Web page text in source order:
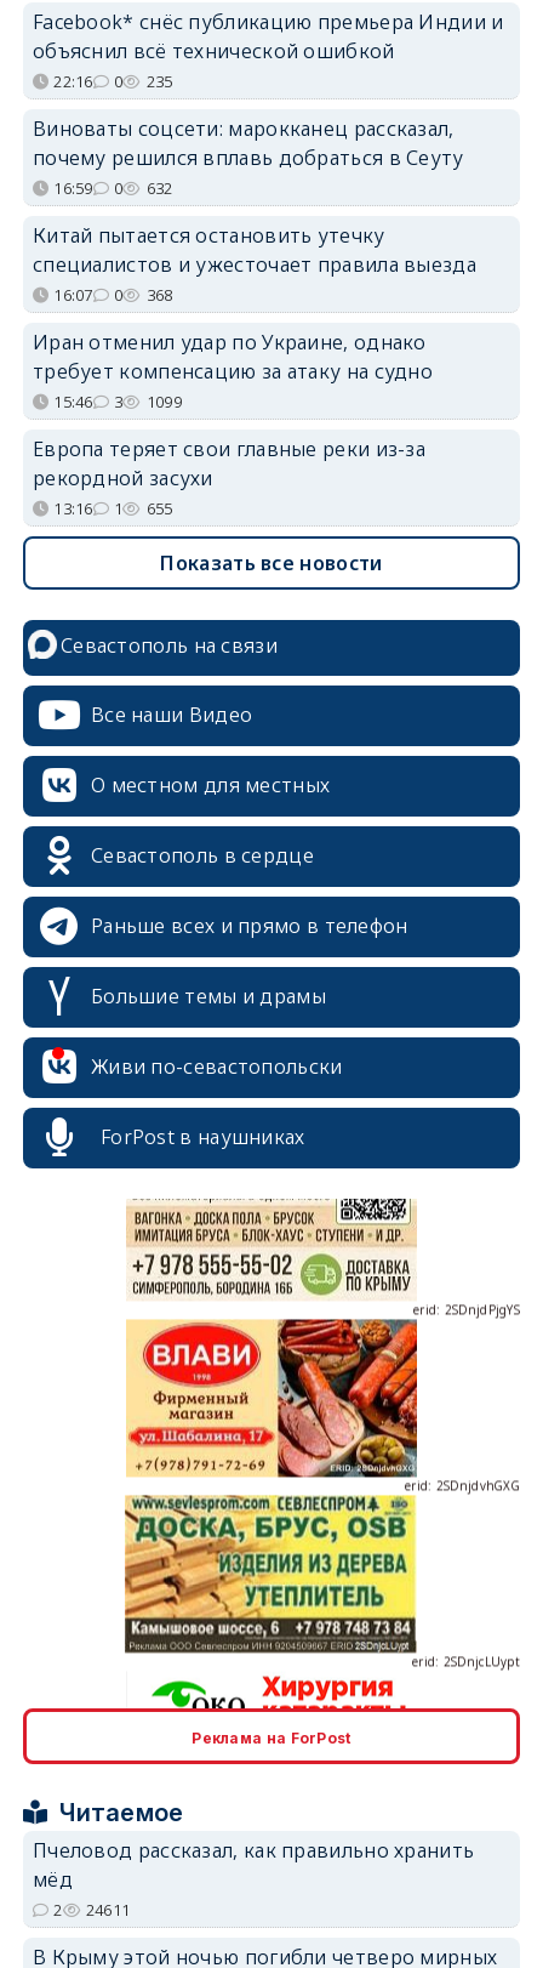
Facebook* снёс публикацию премьера Индии и
объяснил всё технической ошибкой
22:16 0 235
Виноваты соцсети: марокканец рассказал,
почему решился вплавь добраться в Сеуту
16:59 0 632
Китай пытается остановить утечку
специалистов и ужесточает правила выезда
16:07 0 368
Иран отменил удар по Украине, однако
требует компенсацию за атаку на судно
15:46 3 1099
Европа теряет свои главные реки из-за
рекордной засухи
13:16 1 655
Показать все новости
Севастополь на связи
Все наши Видео
О местном для местных
Севастополь в сердце
Раньше всех и прямо в телефон
Большие темы и драмы
Живи по-севастопольски
ForPost в наушниках
erid: 2SDnjcrDNw6
erid: 2SDnjdPjgYS
erid: 2SDnjdvhGXG
erid: 2SDnjcrDNw6
erid: 2SDnjdPjgYS
Реклама на ForPost
Читаемое
Пчеловод рассказал, как правильно хранить
мёд
2 24611
В Крыму этой ночью погибли четверо мирных